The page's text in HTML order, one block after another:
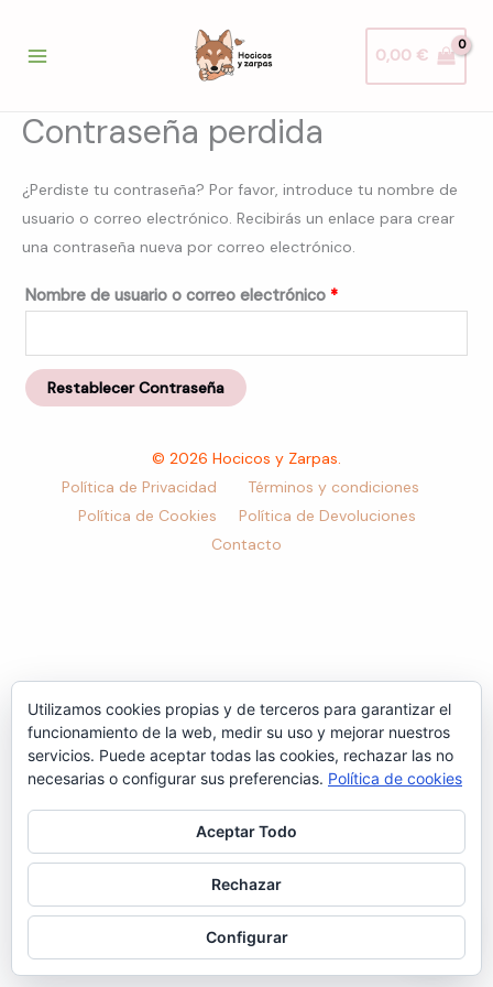
0,00 €
Contraseña perdida
¿Perdiste tu contraseña? Por favor, introduce tu nombre de
usuario o correo electrónico. Recibirás un enlace para crear
una contraseña nueva por correo electrónico.
Nombre de usuario o correo electrónico *
Restablecer Contraseña
© 2026 Hocicos y Zarpas.
Política de Privacidad
Términos y condiciones
Política de Cookies Política de Devoluciones
Contacto
Utilizamos cookies propias y de terceros para garantizar el
funcionamiento de la web, medir su uso y mejorar nuestros
servicios. Puede aceptar todas las cookies, rechazar las no
necesarias o configurar sus preferencias. Política de cookies
Aceptar Todo
Rechazar
Configurar